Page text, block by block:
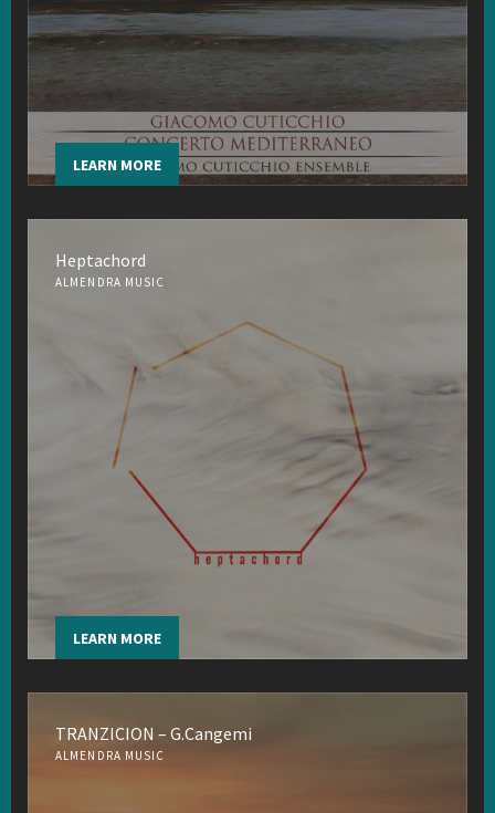
LEARN MORE
Heptachord
ALMENDRA MUSIC
LEARN MORE
TRANZICION – G.Cangemi
ALMENDRA MUSIC